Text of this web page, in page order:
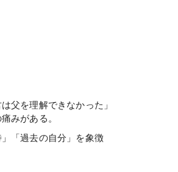
父を理解できなかった」
みがある。
「過去の自分」を象徴